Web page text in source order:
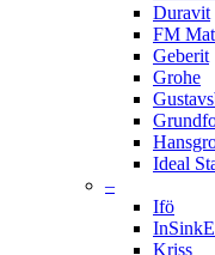
Duravit
FM
Geberit
Grohe
Ideal
–
Ifö
Kriss